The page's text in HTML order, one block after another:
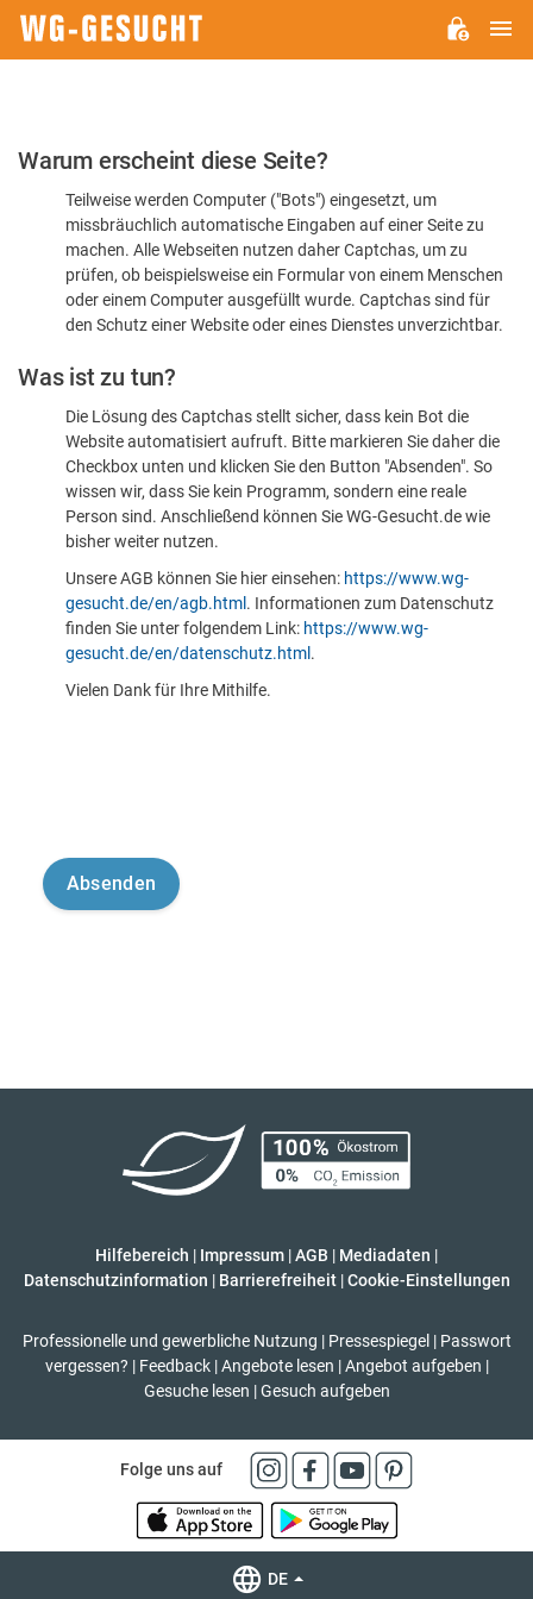
Bitte
dass
sind
Warum erscheint diese Seite?
Teilweise werden Computer ("Bots") eingesetzt, um
missbräuchlich automatische Eingaben auf einer Seite zu
machen. Alle Webseiten nutzen daher Captchas, um zu
prüfen, ob beispielsweise ein Formular von einem Menschen
oder einem Computer ausgefüllt wurde. Captchas sind für
den Schutz einer Website oder eines Dienstes unverzichtbar.
Was ist zu tun?
Die Lösung des Captchas stellt sicher, dass kein Bot die
Website automatisiert aufruft. Bitte markieren Sie daher die
Checkbox unten und klicken Sie den Button "Absenden". So
wissen wir, dass Sie kein Programm, sondern eine reale
Person sind. Anschließend können Sie WG-Gesucht.de wie
bisher weiter nutzen.
Unsere AGB können Sie hier einsehen: https://www.wg-
gesucht.de/en/agb.html . Informationen zum Datenschutz
finden Sie unter folgendem Link: https://www.wg-
gesucht.de/en/datenschutz.html .
Vielen Dank für Ihre Mithilfe.
Hilfebereich | Impressum |AGB | Mediadaten |
Datenschutzinformation | Barrierefreiheit | Cookie-Einstellungen
Professionelle und gewerbliche Nutzung | Pressespiegel | Passwort
vergessen? | Feedback | Angebote lesen | Angebot aufgeben |
Gesuche lesen | Gesuch aufgeben
Folge uns auf
DE